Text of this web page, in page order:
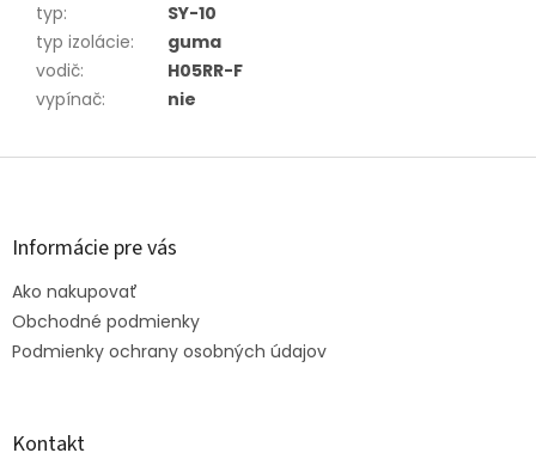
typ:
SY-10
typ izolácie:
guma
vodič:
H05RR-F
vypínač: nie
Z
Informácie pre vás
Ako nakupovať
Obchodné podmienky
Podmienky ochrany osobných údajov
Kontakt